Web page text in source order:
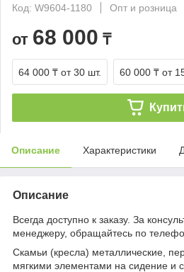
Код: W9604-1180
Опт и розница
от 68 000 ₸
64 000 ₸ от 30 шт. 60 000 ₸ от
Описание Характеристики
Описание
Всегда доступно к заказу. За
менеджеру, обращайтесь по
Скамьи (кресла) металлические,
мягкими элементами на сидение и